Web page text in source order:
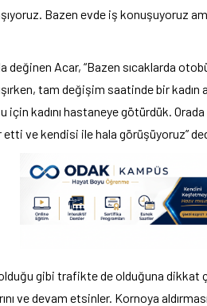
Bazen evde iş konuşuyoruz
değinen Acar, “Bazen sıcaklarda
tam değişim saatinde bir
kadını hastaneye götürdük. Orada
etti ve kendisi ile hala görüşüyoruz”
olduğu gibi trafikte de olduğuna dikkat
ve devam etsinler. Kornoya